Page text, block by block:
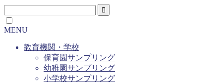
MENU
教育機関・学校
保育園サンプリング
幼稚園サンプリング
小学校サンプリング